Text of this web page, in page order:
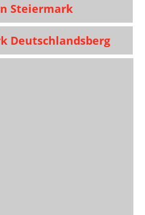
Steiermark
Deutschlandsberg